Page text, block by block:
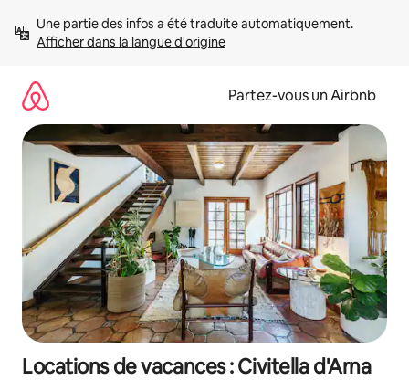
directement
Afficher dans la langue d'origine
Partez-vous un Airbnb
Locations de vacances : Civitella d'Arna